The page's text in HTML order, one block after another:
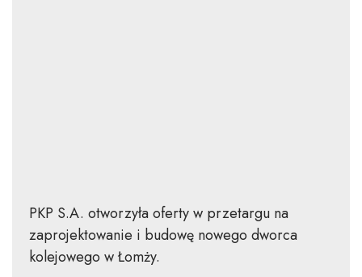
PKP S.A. otworzyła oferty w przetargu na
zaprojektowanie i budowę nowego dworca
kolejowego w Łomży.